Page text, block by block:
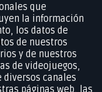
que
la información
los datos de
de nuestros
y de nuestros
de videojuegos,
diversos canales
páginas web, las